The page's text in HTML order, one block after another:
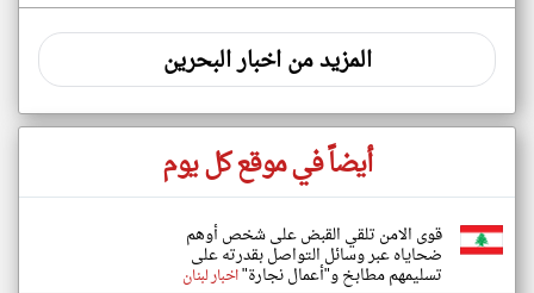
المزيد من اخبار البحرين
أيضاً في موقع كل يوم
قوى الامن تلقي القبض على شخص أوهم
ضحاياه عبر وسائل التواصل بقدرته على
تسليمهم مطابخ و"أعمال نجارة"اخبار لبنان